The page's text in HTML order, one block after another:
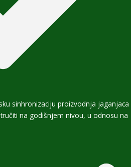
sinhronizaciju proizvodnja jaganjaca
na godišnjem nivou, u odnosu na